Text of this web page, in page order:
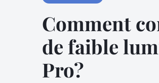
Comment
de faible
Pro?